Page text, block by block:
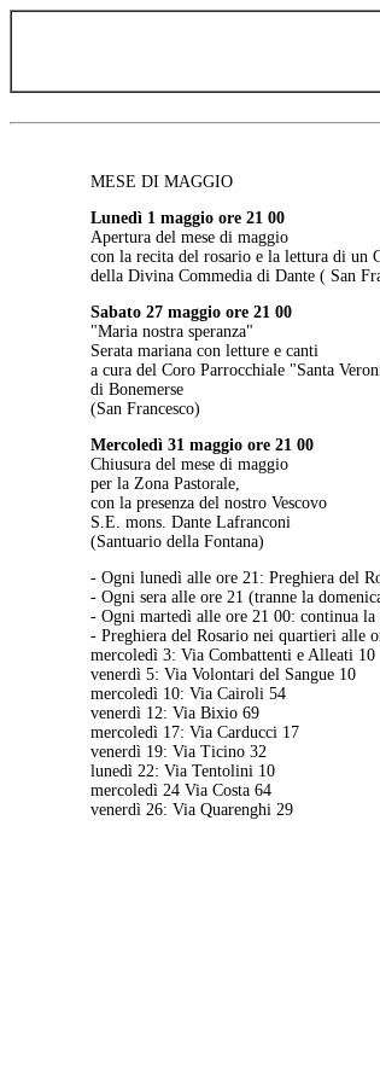
MESE DI MAGGIO
Lunedì 1 maggio ore 21 00
Apertura del mese di maggio
con la recita del rosario e la lettura di un
della Divina Commedia di Dante ( San
Sabato 27 maggio ore 21 00
"Maria nostra speranza"
Serata mariana con letture e canti
a cura del Coro Parrocchiale "Santa
di Bonemerse
(San Francesco)
Mercoledì 31 maggio ore 21 00
Chiusura del mese di maggio
per la Zona Pastorale,
con la presenza del nostro Vescovo
S.E. mons. Dante Lafranconi
(Santuario della Fontana)
- Ogni lunedì alle ore 21: Preghiera del
- Ogni sera alle ore 21 (tranne la
- Ogni martedì alle ore 21 00: continua
- Preghiera del Rosario nei quartieri alle
mercoledì 3: Via Combattenti e Alleati 10
venerdì 5: Via Volontari del Sangue 10
mercoledì 10: Via Cairoli 54
venerdì 12: Via Bixio 69
mercoledì 17: Via Carducci 17
venerdì 19: Via Ticino 32
lunedì 22: Via Tentolini 10
mercoledì 24 Via Costa 64
venerdì 26: Via Quarenghi 29